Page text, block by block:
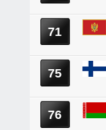
71
75
76